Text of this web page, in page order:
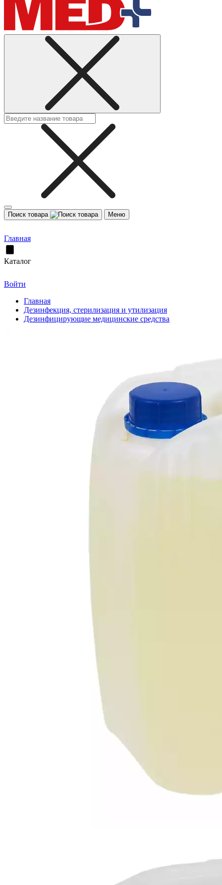
Поиск товара Меню
Главная
Каталог
Войти
Главная
Дезинфекция, стерилизация и утилизация
Дезинфицирующие медицинские средства